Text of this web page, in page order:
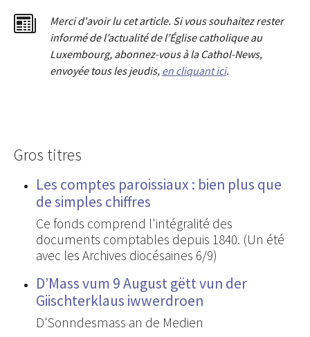
Merci d'avoir lu cet article. Si vous souhaitez rester
informé de l’actualité de l’Église catholique au
Luxembourg, abonnez-vous à la Cathol-News,
envoyée tous les jeudis, en cliquant ici.
Gros titres
Les comptes paroissiaux : bien plus que
de simples chiffres
Ce fonds comprend l'intégralité des
documents comptables depuis 1840. (Un été
avec les Archives diocésaines 6/9)
D’Mass vum 9 August gëtt vun der
Giischterklaus iwwerdroen
D'Sonndesmass an de Medien